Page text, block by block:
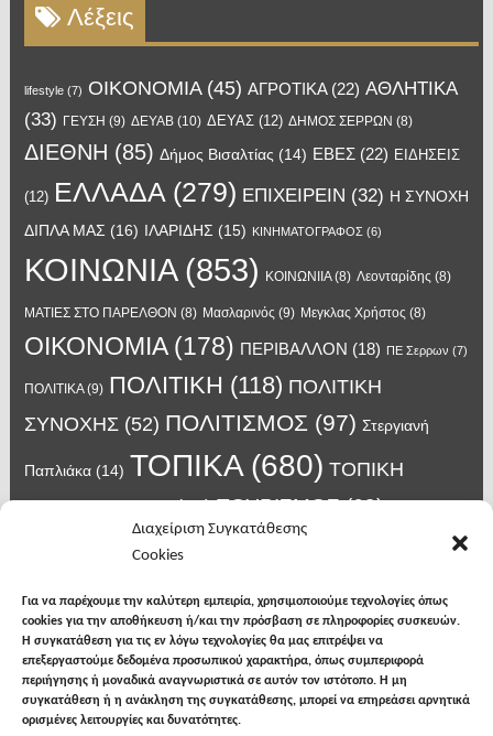
Διαχείριση Συγκατάθεσης
Cookies
Για να παρέχουμε την καλύτερη εμπειρία, χρησιμοποιούμε τεχνολογίες όπως
cookies για την αποθήκευση ή/και την πρόσβαση σε πληροφορίες συσκευών.
Η συγκατάθεση για τις εν λόγω τεχνολογίες θα μας επιτρέψει να
επεξεργαστούμε δεδομένα προσωπικού χαρακτήρα, όπως συμπεριφορά
περιήγησης ή μοναδικά αναγνωριστικά σε αυτόν τον ιστότοπο. Η μη
συγκατάθεση ή η ανάκληση της συγκατάθεσης, μπορεί να επηρεάσει αρνητικά
ορισμένες λειτουργίες και δυνατότητες.
Λέξεις
lifestyle(7) OIKONOMIA(45) ΑΓΡΟΤΙΚΑ(22) ΑΘΛΗΤΙΚΑ
(33) ΓΕΥΣΗ (9) ΔΕΥΑΒ(10) ΔΕΥΑΣ(12) ΔΗΜΟΣ ΣΕΡΡΩΝ (8)
ΔΙΕΘΝΗ (85) Δήμος Βισαλτίας (14) ΕΒΕΣ(22) ΕΙΔΗΣΕΙΣ
(12) ΕΛΛΑΔΑ(279) ΕΠΙΧΕΙΡΕΙΝ (32) Η ΣΥΝΟΧΗ
ΔΙΠΛΑ ΜΑΣ (16) ΙΛΑΡΙΔΗΣ (15) ΚΙΝΗΜΑΤΟΓΡΑΦΟΣ (6)
ΚΟΙΝΩΝΙΑ(853) ΚΟΙΝΩΝΙΙΑ(8) Λεονταρίδης (8)
ΜΑΤΙΕΣ ΣΤΟ ΠΑΡΕΛΘΟΝ (8) Μασλαρινός (9) Μεγκλας Χρήστος (8)
ΟΙΚΟΝΟΜΙΑ(178) ΠΕΡΙΒΑΛΛΟΝ (18) ΠΕ Σερρων (7)
ΠΟΛΙΤΙΚΑ(9) ΠΟΛΙΤΙΚΗ (118) ΠΟΛΙΤΙΚΗ
ΣΥΝΟΧΗΣ(52) ΠΟΛΙΤΙΣΜΟΣ (97) Στεργιανή
Παπλιάκα(14) ΤΟΠΙΚΑ(680) ΤΟΠΙΚΗ
ΑΥΤΟΔΙΟΙΚΗΣΗ(45) ΤΟΥΡΙΣΜΟΣ(63)
(14) Χατζηβασιλειου
κρούσματα κορονοϊού(18) λαϊκή Νιγρίτας(13) νοσοκομείο Σερρών
σπυροπουλος(7) υγεια(148)